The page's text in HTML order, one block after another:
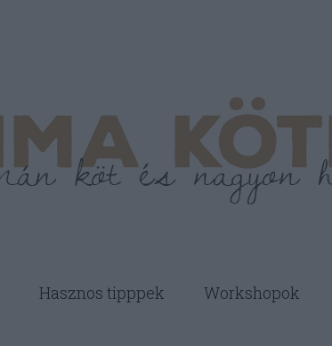
Hasznos tipppek Workshopok